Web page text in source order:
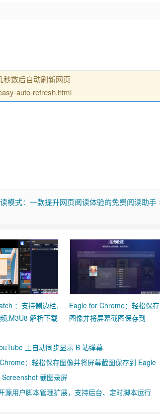
秒数后自动刷新网页
auto-refresh.html
模式：一款提升网页阅读体验的免费阅读助手
：支持侧边栏,
,M3U8 解析下载
Eagle for Chrome：轻松保存
图像并将屏幕截图保存到
上自动同步显示 B 站弹幕
：轻松保存图像并将屏幕截图保存到 Eagle
截图录屏
源用户脚本管理扩展，支持后台、定时脚本运行